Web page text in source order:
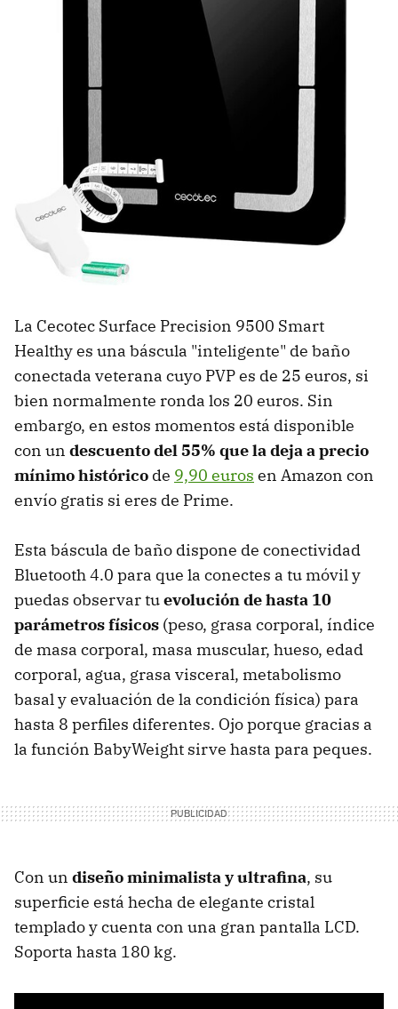
La Cecotec Surface Precision 9500 Smart
Healthy es una báscula "inteligente" de baño
conectada veterana cuyo PVP es de 25 euros, si
bien normalmente ronda los 20 euros. Sin
embargo, en estos momentos está disponible
con un descuento del 55% que la deja a precio
mínimo histórico de 9,90 euros en Amazon con
envío gratis si eres de Prime.
Esta báscula de baño dispone de conectividad
Bluetooth 4.0 para que la conectes a tu móvil y
puedas observar tuevolución de hasta 10
parámetros físicos (peso, grasa corporal, índice
de masa corporal, masa muscular, hueso, edad
corporal, agua, grasa visceral, metabolismo
basal y evaluación de la condición física) para
hasta 8 perfiles diferentes. Ojo porque gracias a
la función BabyWeight sirve hasta para peques.
Con un diseño minimalista y ultrafina, su
superficie está hecha de elegante cristal
templado y cuenta con una gran pantalla LCD.
Soporta hasta 180 kg.